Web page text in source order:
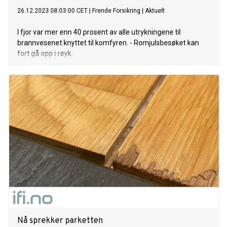
26.12.2023 08:03:00 CET Frende Forsikring Aktuelt
I fjor var mer enn 40 prosent av alle utrykningene til
brannvesenet knyttet til komfyren. - Romjulsbesøket kan
fort gå opp i røyk.
Nå sprekker parketten